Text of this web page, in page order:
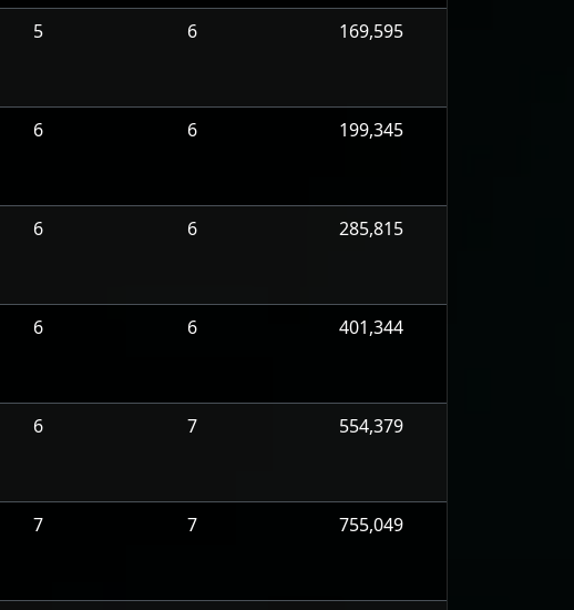
5 6 169,595
6 6 199,345
6 6 285,815
6 6 401,344
6 7 554,379
7 7 755,049